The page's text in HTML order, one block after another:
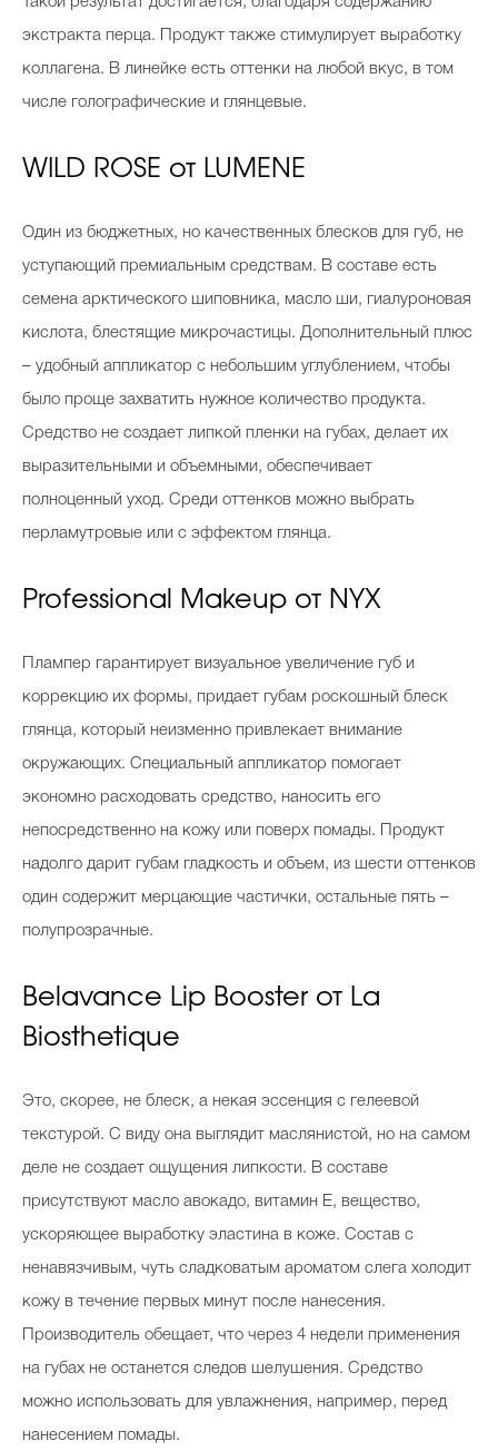
экстракта перца. Продукт также стимулирует выработку
коллагена. В линейке есть оттенки на любой вкус, в том
числе голографические и глянцевые.
WILD ROSE от LUMENE
Один из бюджетных, но качественных блесков для губ, не
уступающий премиальным средствам. В составе есть
семена арктического шиповника, масло ши, гиалуроновая
кислота, блестящие микрочастицы. Дополнительный плюс
– удобный аппликатор с небольшим углублением, чтобы
было проще захватить нужное количество продукта.
Средство не создает липкой пленки на губах, делает их
выразительными и объемными, обеспечивает
полноценный уход. Среди оттенков можно выбрать
перламутровые или с эффектом глянца.
Professional Makeup от NYX
Плампер гарантирует визуальное увеличение губ и
коррекцию их формы, придает губам роскошный блеск
глянца, который неизменно привлекает внимание
окружающих. Специальный аппликатор помогает
экономно расходовать средство, наносить его
непосредственно на кожу или поверх помады. Продукт
надолго дарит губам гладкость и объем, из шести оттенков
один содержит мерцающие частички, остальные пять –
полупрозрачные.
Belavance Lip Booster от La
Biosthetique
Это, скорее, не блеск, а некая эссенция с гелеевой
текстурой. С виду она выглядит маслянистой, но на самом
деле не создает ощущения липкости. В составе
присутствуют масло авокадо, витамин Е, вещество,
ускоряющее выработку эластина в коже. Состав с
ненавязчивым, чуть сладковатым ароматом слега холодит
кожу в течение первых минут после нанесения.
Производитель обещает, что через 4 недели применения
на губах не останется следов шелушения. Средство
можно использовать для увлажнения, например, перед
нанесением помады.